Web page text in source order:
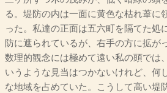
る。堤防の内は一面に黄色な枯れ葦に
った。私達の正面は五六町を隔てた処
防に遮られているが、右手の方に拡が
数理的観念には極めて遠い私の頭では
いうような見当はつかないけれど、何
な地域を占めていた。こうして高い堤